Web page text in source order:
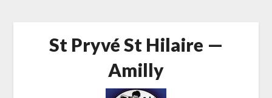
St Pryvé St Hilaire —
Amilly